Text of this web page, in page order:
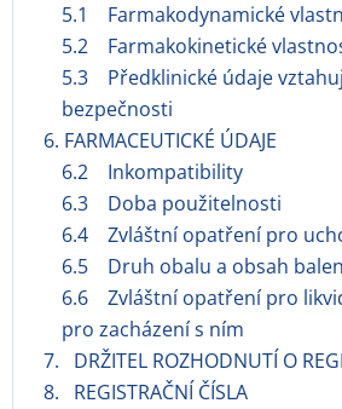
5.1 Farmakodynamické
5.2 Farmakokinetické
5.3 Předklinické údaje
bezpečnosti
6. FARMACEUTICKÉ ÚDAJE
6.2 Inkompatibility
6.3 Doba použitelnosti
6.4 Zvláštní opatření pro
6.5 Druh obalu a obsah
6.6 Zvláštní opatření pro
pro zacházení s ním
7. DRŽITEL ROZHODNUTÍ O
8. REGISTRAČNÍ ČÍSLA